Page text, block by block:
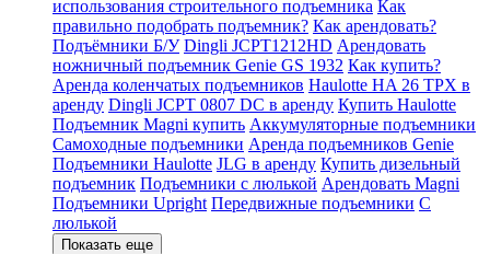
использования строительного подъемника Как
правильно подобрать подъемник? Как арендовать?
Подъёмники Б/У Dingli JCPT1212HD Арендовать
ножничный подъемник Genie GS 1932 Как купить?
Аренда коленчатых подъемников Haulotte HA 26 TPX в
аренду Dingli JCPT 0807 DC в аренду Купить Haulotte
Подъемник Magni купить Аккумуляторные подъемники
Самоходные подъемники Аренда подъемников Genie
Подъемники Haulotte JLG в аренду Купить дизельный
подъемник Подъемники с люлькой Арендовать Magni
Подъемники Upright Передвижные подъемники С
люлькой
Показать еще